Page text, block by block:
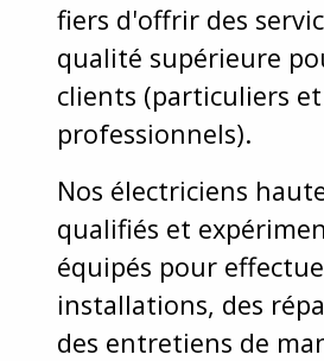
fiers d'offrir des
qualité supérieure
clients (particuliers et
professionnels).
Nos électriciens
qualifiés et
équipés pour
installations, des
des entretiens de